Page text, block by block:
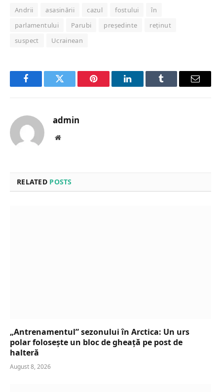
Andrii asasinării cazul fostului
în
parlamentului
Parubi președinte
reținut
suspect
Ucrainean
FacebookTwitter Pinterest LinkedInTumblr Email
admin
Website
RELATED POSTS
„Antrenamentul” sezonului în Arctica: Un urs
polar folosește un bloc de gheață pe post de
halteră
August 8, 2026